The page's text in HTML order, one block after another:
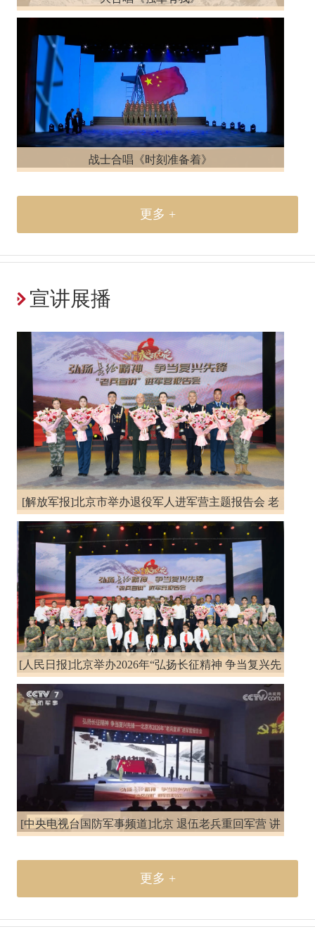
战士合唱《时刻准备着》
更多 +
宣讲展播
[解放军报]北京市举办退役军人进军营主题报告会 老
兵进军营 榜样砺兵心
[人民日报]北京举办2026年“弘扬长征精神 争当复兴先
[中央电视台国防军事频道]北京 退伍老兵重回军营 讲
更多 +